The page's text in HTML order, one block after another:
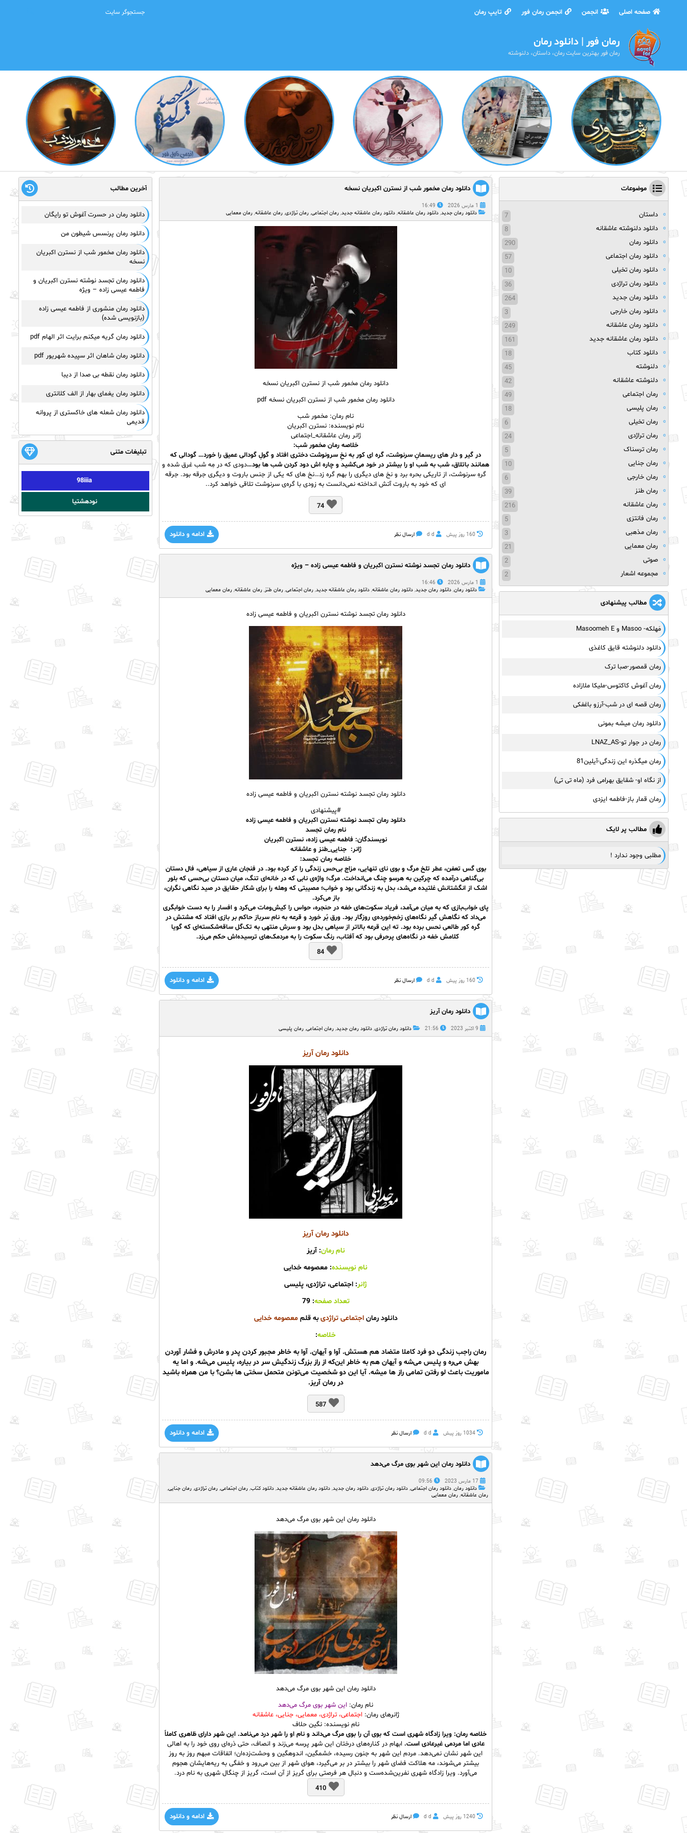
صفحه اصلی انجمن انجمن رمان فور تایپ رمان
رمان فور | دانلود رمان
رمان فور بهترین سایت رمان، داستان، دلنوشته
دانلود رمان مخمور شب از نسترن اکبریان نسخه
1 مارس 2026
16:49
دانلود رمان جدید, دانلود رمان عاشقانه, دانلود رمان عاشقانه جدید, رمان اجتماعی, رمان تراژدی, رمان عاشقانه, رمان معمایی
دانلود رمان مخمور شب از نسترن اکبریان نسخه
دانلود رمان مخمور شب از نسترن اکبریان نسخه pdf
نام رمان: مخمور شب
نام نویسنده: نسترن اکبریان
ژانر رمان عاشقانه_اجتماعی
خلاصه رمان مخمور شب:
در گیر و دار های ریسمانِ سرنوشت، گره ای کور به نخِ سرونوشت دختری افتاد و گولِ گودالی عمیق را خورد… گودالی که
همانند باتلاق، شب به شب او را بیشتر در خود می‌کشید و چاره اش دود کردن شب ها بود…دودی که در مِه شب غرق شده و
گرهِ سرنوشت، از تاریکی بحره برد و نخ های دیگری را بهم گره زد…نخ های که یکی از جنس باروت و دیگری جرقه بود. جرقه
ای که خود به باروت آتش انداخته نمی‌دانست به زودی با گره‌ی سرنوشت تلاقی خواهد کرد..
74
ادامه و دانلود 160 روز پيش d d ارسال نظر
دانلود رمان تجسد نوشته نسترن اکبریان و فاطمه عیسی زاده – ویژه
1 مارس 2026
16:46
دانلود رمان, دانلود رمان جدید, دانلود رمان عاشقانه, دانلود رمان عاشقانه جدید, رمان اجتماعی, رمان طنز, رمان عاشقانه, رمان معمایی
دانلود رمان تجسد نوشته نسترن اکبریان و فاطمه عیسی زاده
دانلود رمانتجسد نوشته نسترن اکبریان و فاطمه عیسی زاده
#پیشنهادی
دانلود رمان تجسد نوشته نسترن اکبریان و فاطمه عیسی زاده
نام رمان تجسد
نویسندگان: فاطمه عیسی زاده، نسترن اکبریان
ژانر: جنایی_طنز و عاشقانه
خلاصه رمان تجسد:
بوی گس تعفن، عطر تلخ مرگ و بوی نای تنهایی، مزاج بی‌حس زندگی را کر کرده بود. در فنجان عاری از سیاهی، فال دستان
بی‌گناهی درآمده که چرکین به هرسو چنگ می‌انداخت. مرگ؛ واژه‌ی نابی که در خانه‌ای تنگ، میان دستان بی‌حسی که بلور
اشک از انگشتانش غلتیده می‌شد، بدل به زندگانی بود و خواب؛ مصیبتی که وهله را برای شکار حقایق در صید نگاهی نگران،
باز می‌کرد.
پای خواب‌بازی که به میان می‌آمد، فریاد سکوت‌های خفه در حنجره، حواس را کیش‌ومات می‌کرد و افسار را به دست خوابگری
می‌داد که نگاهش گیر نگاه‌های زخم‌خورده‌ی روزگار بود. ورق بُر خورد و قرعه به نام سرباز حاکم بر بازی افتاد که مشتش در
گره‌ کور طالعی نحس برده بود. ته این قرعه بالاتر از سیاهی بدل بود و سرش منتهی به تک‌گل ساقه‌شکسته‌ای که گویا
کلامش خفه در نگاه‌های پرحرفی بود که آفتاب، رنگ سکوت را به مردمک‌های ترسیده‌اش حکم می‌زد.
84
ادامه و دانلود 160 روز پيش d d ارسال نظر
دانلود رمان آریز
9 اکتبر 2023 21:56 دانلود رمان تراژدی, دانلود رمان جدید, رمان اجتماعی, رمان پلیسی
دانلود رمان آریز
دانلود رمان آریز
نام رمان: آریز
نام نویسنده: معصومه خدایی
ژانر: اجتماعی، تراژدی، پلیسی
تعداد صفحه: 79
دانلود رماناجتماعی تراژدیبه قلممعصومه خدایی
خلاصه:
رمان راجب زندگی دو فرد کاملا متضاد هم هستش. آوا و آیهان. آوا به خاطر مجبور کردن پدر و مادرش و فشار آوردن
بهش می‌‌ره و پلیس می‌شه و آیهان هم به خاطر این‌که از راز بزرگ زندگیش سر در بیاره، پلیس می‌شه. و اما یه
ماموریت باعث لو رفتن تمامی راز ها میشه. آیا این دو شخصیت می‌تونن متحمل سختی ها بشن؟ با من همراه باشید
در رمان آریز.
587
ادامه و دانلود 1034 روز پيش d d ارسال نظر
دانلود رمان این شهر بوی مرگ می‌دهد
17 مارس 2023
09:56
دانلود رمان, دانلود رمان اجتماعی, دانلود رمان تراژدی, دانلود رمان جدید, دانلود رمان عاشقانه جدید, دانلود کتاب, رمان اجتماعی, رمان تراژدی, رمان جنایی,
رمان عاشقانه, رمان معمایی
دانلود رمان این شهر بوی مرگ می‌دهد
دانلود رمان این شهر بوی مرگ می‌دهد
نام رمان: این شهر بوی مرگ می‌دهد
ژانرهای رمان: اجتماعی، تراژدی، معمایی، جنایی، عاشقانه
نام نویسنده: نگین حلاف
خلاصه رمان: ویرا زادگاه شهری است که بوی آن را بوی مرگ می‌داند و نام او را شهر درد می‌نامد. این شهر دارای ظاهری کاملاً
عادی اما مردمی غیرعادی است. ابهام در کناره‌های درختان این شهر پرسه می‌زند و انصاف، حتی ذره‌ای روی خود را به اهالی
این شهر نشان نمی‌دهد. مردم این شهر به جنون رسیده، خشمگین، اندوهگین و وحشت‌زده‌ان؛ اتفاقات مبهم روز به روز
بیشتر می‌شوند، مه هلاکت فضای شهر را بیشتر در بر می‌گیرد، هوای شهر از بین می‌رود و خفگی به ریه‌هایشان هجوم
می‌آورد. ویرا زادگاه شهری نفرین‌شده‌ست و دنبال هر فرصتی برای گریز از آن است، گریز از چنگال شهری به نام درد.
410
ادامه و دانلود 1240 روز پيش d d ارسال نظر
موضوعات
داستان
7
دانلود دلنوشته عاشقانه
8
دانلود رمان
290
دانلود رمان اجتماعی
57
دانلود رمان تخیلی
10
دانلود رمان تراژدی
36
دانلود رمان جدید
264
دانلود رمان خارجی
3
دانلود رمان عاشقانه
249
دانلود رمان عاشقانه جدید
161
دانلود کتاب
18
دلنوشته
45
دلنوشته عاشقانه
42
رمان اجتماعی
49
رمان پلیسی
18
رمان تخیلی
6
رمان تراژدی
24
رمان ترسناک
5
رمان جنایی
10
رمان خارجی
6
رمان طنز
39
رمان عاشقانه
216
رمان فانتزی
5
رمان مذهبی
3
رمان معمایی
21
صوتی
2
مجموعه اشعار
2
مطالب پیشنهادی
مَهلکه- Masoo و Masoomeh E
دانلود دلنوشته قایق کاغذی
رمان قمصور-صبا ترک
رمان آغوش کاکتوس-ملیکا ملازاده
رمان قصه ای در شب-آرزو باغفکی
دانلود رمان میشه بمونی
رمان در جوار تو-LNAZ_AS
رمان میگذره این زندگی-آیلین81
از نگاه او- شقایق بهرامی فرد (ماه تی تی)
رمان قمار باز-فاطمه ایزدی
مطالب پر لایک
مطلبی وجود ندارد !
آخرین مطالب
دانلود رمان در حسرت آغوش تو رایگان
دانلود رمان پرنسس شیطون من
دانلود رمان مخمور شب از نسترن اکبریان
نسخه
دانلود رمان تجسد نوشته نسترن اکبریان و
فاطمه عیسی زاده – ویژه
دانلود رمان منشوری از فاطمه عیسی زاده
(بازنویسی شده)
دانلود رمان گریه میکنم برایت اثر الهام pdf
دانلود رمان شاهان اثر سپیده شهریور pdf
دانلود رمان نقطه بی صدا از دیبا
دانلود رمان یغمای بهار از الف کلانتری
دانلود رمان شعله های خاکستری از پروانه
قدیمی
تبلیغات متنی
98iiia
نودهشتیا